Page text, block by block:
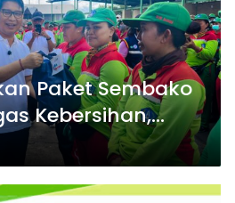
Paket Sembako
Kebersihan,
Berjibaku Atasi